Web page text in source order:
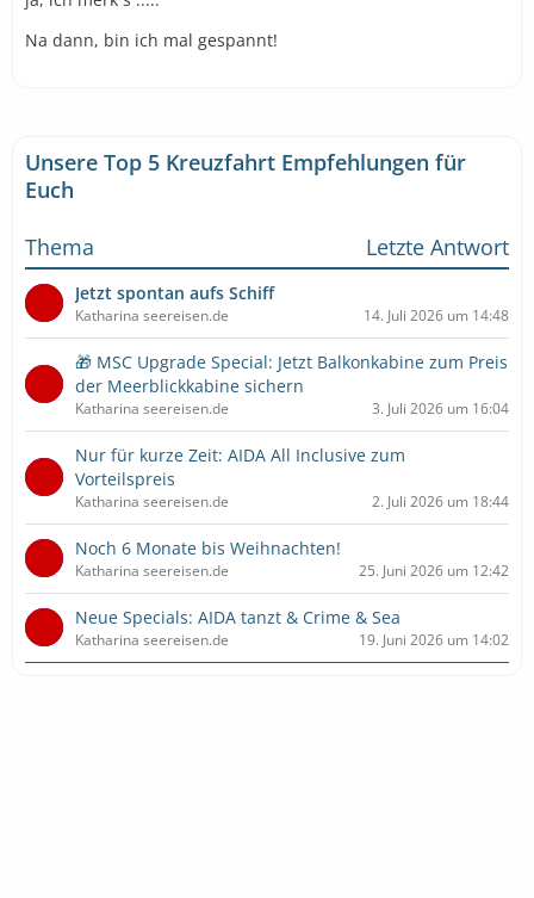
Na dann, bin ich mal gespannt!
Unsere Top 5 Kreuzfahrt Empfehlungen für
Euch
Thema
Letzte Antwort
Jetzt spontan aufs Schiff
Katharina seereisen.de 14. Juli 2026 um 14:48
🎁 MSC Upgrade Special: Jetzt Balkonkabine zum Preis
der Meerblickkabine sichern
Katharina seereisen.de 3. Juli 2026 um 16:04
Nur für kurze Zeit: AIDA All Inclusive zum
Vorteilspreis
Katharina seereisen.de 2. Juli 2026 um 18:44
Noch 6 Monate bis Weihnachten!
Katharina seereisen.de 25. Juni 2026 um 12:42
Neue Specials: AIDA tanzt & Crime & Sea
Katharina seereisen.de 19. Juni 2026 um 14:02